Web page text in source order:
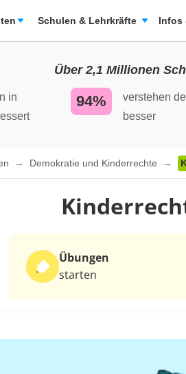
Schulen & Lehrkräfte Infos
Über 2,1 Millionen
in
94%
verstehen
besser
Demokratie und Kinderrechte
Übungen
starten